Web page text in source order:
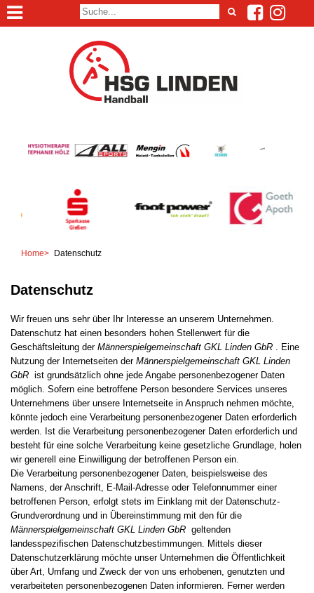
Home> Datenschutz
Datenschutz
Wir freuen uns sehr über Ihr Interesse an unserem Unternehmen.
Datenschutz hat einen besonders hohen Stellenwert für die
Geschäftsleitung der Männerspielgemeinschaft GKL Linden GbR
. Eine
Nutzung der Internetseiten der Männerspielgemeinschaft GKL Linden
GbR ist grundsätzlich ohne jede Angabe personenbezogener Daten
möglich. Sofern eine betroffene Person besondere Services unseres
Unternehmens über unsere Internetseite in Anspruch nehmen möchte,
könnte jedoch eine Verarbeitung personenbezogener Daten erforderlich
werden. Ist die Verarbeitung personenbezogener Daten erforderlich und
besteht für eine solche Verarbeitung keine gesetzliche Grundlage, holen
wir generell eine Einwilligung der betroffenen Person ein.
Die Verarbeitung personenbezogener Daten, beispielsweise des
Namens, der Anschrift, E-Mail-Adresse oder Telefonnummer einer
betroffenen Person, erfolgt stets im Einklang mit der Datenschutz-
Grundverordnung und in Übereinstimmung mit den für die
Männerspielgemeinschaft GKL Linden GbR geltenden
landesspezifischen Datenschutzbestimmungen. Mittels dieser
Datenschutzerklärung möchte unser Unternehmen die Öffentlichkeit
über Art, Umfang und Zweck der von uns erhobenen, genutzten und
verarbeiteten personenbezogenen Daten informieren. Ferner werden